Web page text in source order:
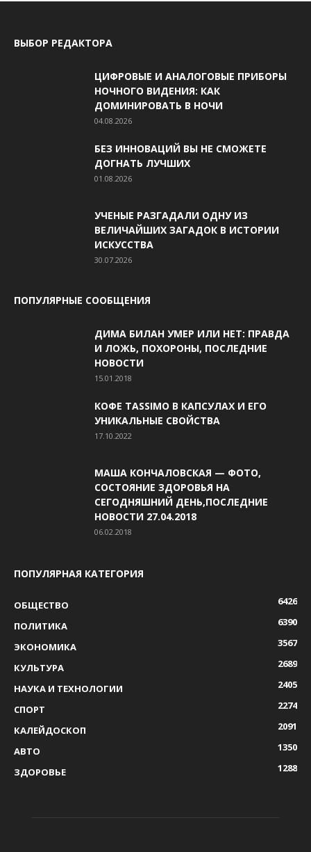
ВЫБОР РЕДАКТОРА
ЦИФРОВЫЕ И АНАЛОГОВЫЕ ПРИБОРЫ
НОЧНОГО ВИДЕНИЯ: КАК
ДОМИНИРОВАТЬ В НОЧИ
04.08.2026
БЕЗ ИННОВАЦИЙ ВЫ НЕ СМОЖЕТЕ
ДОГНАТЬ ЛУЧШИХ
01.08.2026
УЧЕНЫЕ РАЗГАДАЛИ ОДНУ ИЗ
ВЕЛИЧАЙШИХ ЗАГАДОК В ИСТОРИИ
ИСКУССТВА
30.07.2026
ПОПУЛЯРНЫЕ СООБЩЕНИЯ
ДИМА БИЛАН УМЕР ИЛИ НЕТ: ПРАВДА
И ЛОЖЬ, ПОХОРОНЫ, ПОСЛЕДНИЕ
НОВОСТИ
15.01.2018
КОФЕ TASSIMO В КАПСУЛАХ И ЕГО
УНИКАЛЬНЫЕ СВОЙСТВА
17.10.2022
МАША КОНЧАЛОВСКАЯ — ФОТО,
СОСТОЯНИЕ ЗДОРОВЬЯ НА
СЕГОДНЯШНИЙ ДЕНЬ,ПОСЛЕДНИЕ
НОВОСТИ 27.04.2018
06.02.2018
ПОПУЛЯРНАЯ КАТЕГОРИЯ
ОБЩЕСТВО
6426
ПОЛИТИКА
6390
ЭКОНОМИКА
3567
КУЛЬТУРА
2689
НАУКА И ТЕХНОЛОГИИ
2405
СПОРТ
2274
КАЛЕЙДОСКОП
2091
АВТО
1350
ЗДОРОВЬЕ
1288